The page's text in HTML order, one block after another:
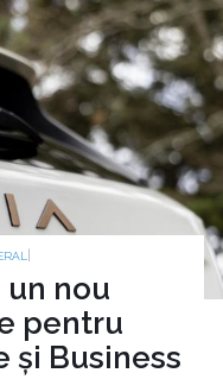
un nou
pentru
și Business